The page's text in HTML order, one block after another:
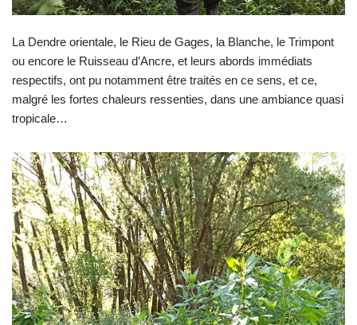
La Dendre orientale, le Rieu de Gages, la Blanche, le Trimpont
ou encore le Ruisseau d’Ancre, et leurs abords immédiats
respectifs, ont pu notamment être traités en ce sens, et ce,
malgré les fortes chaleurs ressenties, dans une ambiance quasi
tropicale…